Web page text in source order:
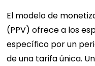
El modelo de
(PPV) ofrece a los
específico por un
de una tarifa única.